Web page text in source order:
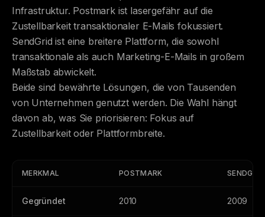
Infrastruktur. Postmark ist lasergefähr auf die
Zustellbarkeit transaktionaler E-Mails fokussiert.
SendGrid ist eine breitere Plattform, die sowohl
transaktionale als auch Marketing-E-Mails in großem
Maßstab abwickelt.
Beide sind bewährte Lösungen, die von Tausenden
von Unternehmen genutzt werden. Die Wahl hängt
davon ab, was Sie priorisieren: Fokus auf
Zustellbarkeit oder Plattformbreite.
MERKMAL POSTMARK SENDGRID
Gegründet 2010 2009